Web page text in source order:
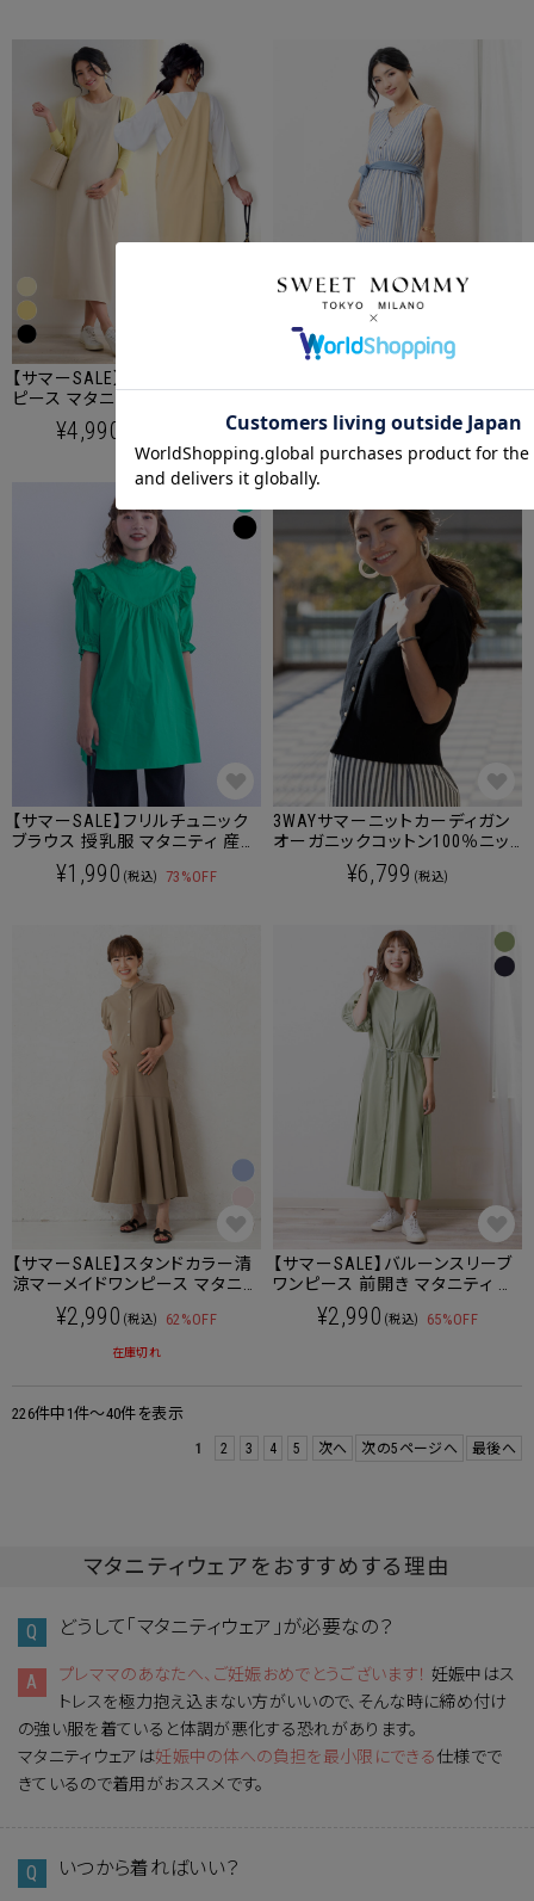
【サマーSALE】バッククロスワン
ピース マタニティ 授乳服 産後
も使える¥4,990
ィ 授乳服 産後も使える
¥2,990(税込) 69%OFF
【サマーSALE】フリルチュニック
ブラウス 授乳服 マタニティ 産後
も使える¥1,990 (税込) 73%OFF
3WAYサマーニットカーディガン
オーガニックコットン100％ニッ
ト マタニティウェア/授乳服
¥6,799 (税込)
【サマーSALE】スタンドカラー清
涼マーメイドワンピース マタニ
ティ 授乳服 産後も使える
¥2,990 (税込) 62%OFF
在庫切れ
【サマーSALE】バルーンスリーブ
ワンピース 前開き マタニティ 授
乳服 産後も使える
¥2,990 (税込) 65%OFF
226件中1件～40件を表示
1 2 3 4 5 次へ 次の5ページへ 最後へ
マタニティウェアをおすすめする理由
どうして「マタニティウェア」が必要なの？
プレママのあなたへ、ご妊娠おめでとうございます！ 妊娠中はス
トレスを極力抱え込まない方がいいので、そんな時に締め付け
の強い服を着ていると体調が悪化する恐れがあります。
マタニティウェアは妊娠中の体への負担を最小限にできる仕様でで
きているので着用がおススメです。
いつから着ればいい？
クーポンコードをコピーしました。
ショッピングカート画面にてご入力ください。
クーポンのご利用には会員登録が必要となります。